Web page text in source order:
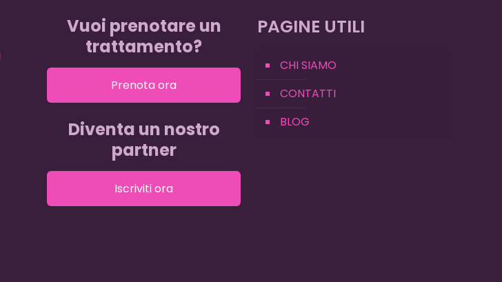
Vuoi prenotare un
trattamento?
Prenota ora
Diventa un nostro
partner
Iscriviti ora
PAGINE UTILI
CHI SIAMO
CONTATTI
BLOG